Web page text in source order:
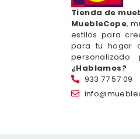
Tienda de
MuebleCope,
estilos para
para tu hogar
personalizado
¿Hablamos?
933 77 57 09